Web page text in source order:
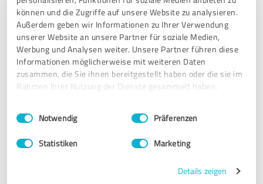
können und die Zugriffe auf unsere Website zu analysieren.
Außerdem geben wir Informationen zu Ihrer Verwendung
unserer Website an unsere Partner für soziale Medien,
Werbung und Analysen weiter. Unsere Partner führen diese
Informationen möglicherweise mit weiteren Daten
zusammen, die Sie ihnen bereitgestellt haben oder die sie im
Rahmen Ihrer Nutzung der Dienste gesammelt haben.
Impressum Datenschutzbestimmungen
Einwilligungsauswahl
Notwendig Präferenzen
Statistiken Marketing
Details zeigen
meine Fragen und Belange gekümmert.
Erfahrungsbericht & Bewertung zu:
Bexus GmbH
07.11.2018 Martina W.
Kommentar von Bexus GmbH:
Liebe Martina, vielen Dank für Deine netten Worte.